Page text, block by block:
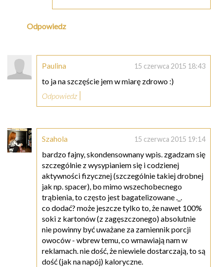
Odpowiedz
Paulina 15 czerwca 2015 18:43
to ja na szczęście jem w miarę zdrowo :)
Odpowiedz
Szahola 15 czerwca 2015 19:14
bardzo fajny, skondensownany wpis. zgadzam się
szczególnie z wysypianiem się i codzienej
aktywności fizycznej (szczególnie takiej drobnej
jak np. spacer), bo mimo wszechobecnego
trąbienia, to często jest bagatelizowane ._.
co dodać? może jeszcze tylko to, że nawet 100%
soki z kartonów (z zagęszczonego) absolutnie
nie powinny być uważane za zamiennik porcji
owoców - wbrew temu, co wmawiają nam w
reklamach. nie dość, że niewiele dostarczają, to są
dość (jak na napój) kaloryczne.